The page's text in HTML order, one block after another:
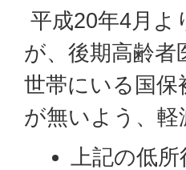
平成20年4月よ
が、後期高齢者
世帯にいる国保
が無いよう、
上記の低